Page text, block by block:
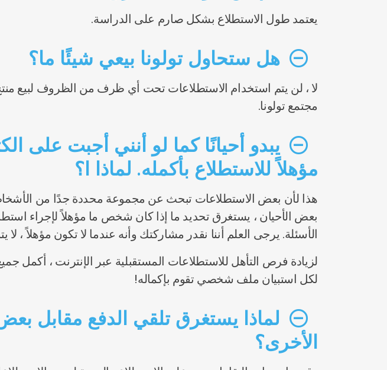
يعتمد طول الاستطلاع بشكل صارم على الدراسة.
هل ستحاول تولونا بيعي شيئًا ما؟
لا ، لن يتم استخدام الاستطلاعات تحت أي ظرف من الظروف لبيع منتج
مجتمع تولونا.
يبدو أحيانًا كما لو أنني أجبت على
مؤهلاً للاستطلاع بأكمله. لماذا ا؟
هذا لأن بعض الاستطلاعات تبحث عن مجموعة محددة جدًا من
بعض الأحيان ، يستغرق تحديد ما إذا كان شخص ما مؤهلاً لإجراء
الأسئلة. يرجى العلم أننا نقدر مشاركتك وأنه عندما لا تكون مؤهلاً ، لا
لكل استبيان ملف شخصي تقوم بإكماله!
لماذا يستغرق تلقي الدفع مقابل
الأخرى؟